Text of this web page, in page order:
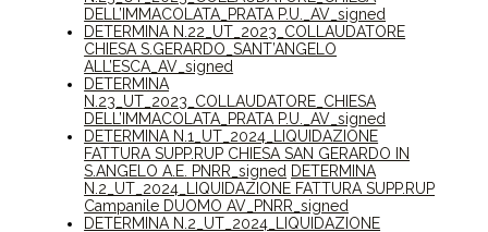
DELL’IMMACOLATA_PRATA P.U._AV_signed
DETERMINA N.22_UT_2023_COLLAUDATORE
CHIESA S.GERARDO_SANT’ANGELO
ALL’ESCA_AV_signed
DETERMINA
N.23_UT_2023_COLLAUDATORE_CHIESA
DELL’IMMACOLATA_PRATA P.U._AV_signed
DETERMINA N.1_UT_2024_LIQUIDAZIONE
FATTURA SUPP.RUP CHIESA SAN GERARDO IN
S.ANGELO A.E. PNRR_signed DETERMINA
N.2_UT_2024_LIQUIDAZIONE FATTURA SUPP.RUP
Campanile DUOMO AV_PNRR_signed
DETERMINA N.2_UT_2024_LIQUIDAZIONE